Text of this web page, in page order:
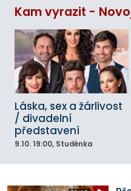
Kam vyrazit -
Láska, sex a žárlivost
/ divadelní
představení
9.10. 19:00, Studénka